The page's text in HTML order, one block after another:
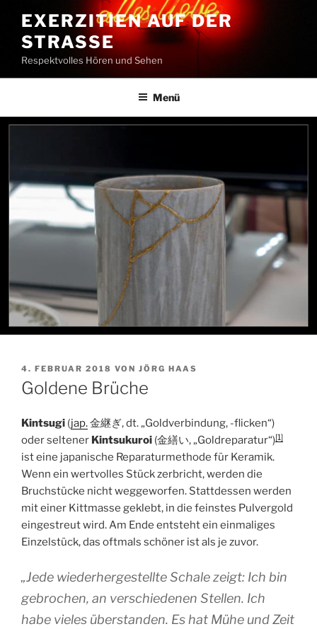
Inhalt
springen
EXERZITIEN AUF DER
STRASSE
Respektvolles Hören und Sehen
Menü
VERÖFFENTLICHT
AM
4. FEBRUAR 2018 VON JÖRG HAAS
Goldene Brüche
Kintsugi (jap.金継ぎ, dt. „Goldverbindung, -flicken“)
oder seltener Kintsukuroi (金繕い, „Goldreparatur“)[1]
ist eine japanische Reparaturmethode für Keramik.
Wenn ein wertvolles Stück zerbricht, werden die
Bruchstücke nicht weggeworfen. Stattdessen werden
mit einer Kittmasse geklebt, in die feinstes Pulvergold
eingestreut wird. Am Ende entsteht ein einmaliges
Einzelstück, das oftmals schöner ist als je zuvor.
„Jede wiederhergestellte Schale zeigt: Ich bin
gebrochen, an verschiedenen Stellen. Ich
habe vieles überstanden. Es hat Mühe und Zeit